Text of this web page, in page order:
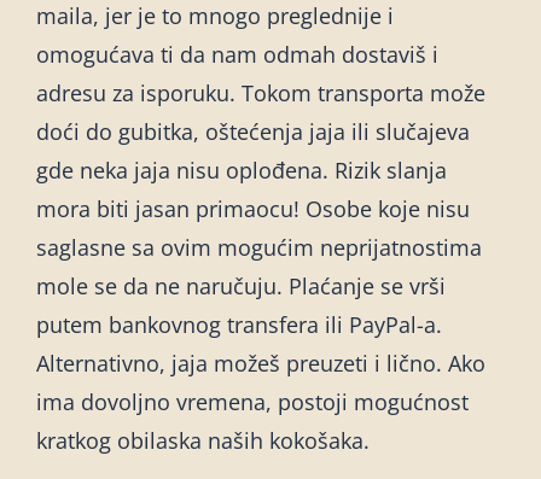
maila, jer je to mnogo preglednije i
omogućava ti da nam odmah dostaviš i
adresu za isporuku. Tokom transporta može
doći do gubitka, oštećenja jaja ili slučajeva
gde neka jaja nisu oplođena. Rizik slanja
mora biti jasan primaocu! Osobe koje nisu
saglasne sa ovim mogućim neprijatnostima
mole se da ne naručuju. Plaćanje se vrši
putem bankovnog transfera ili PayPal-a.
Alternativno, jaja možeš preuzeti i lično. Ako
ima dovoljno vremena, postoji mogućnost
kratkog obilaska naših kokošaka.